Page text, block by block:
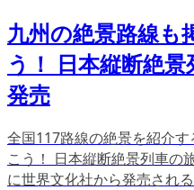
九州の絶景路線も
う！ 日本縦断絶
発売
全国117路線の絶景を紹介
こう！ 日本縦断絶景列車の
に世界文化社から発売される